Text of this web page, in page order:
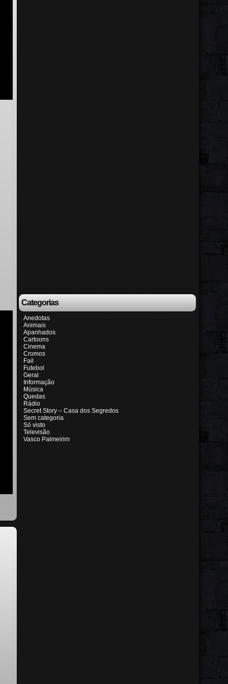
Categorias
Anedotas
Animais
Apanhados
Cartoons
Cinema
Cromos
Fail
Futebol
Geral
Informação
Música
Quedas
Rádio
Secret Story – Casa dos Segredos
Sem categoria
Só visto
Televisão
Vasco Palmeirim